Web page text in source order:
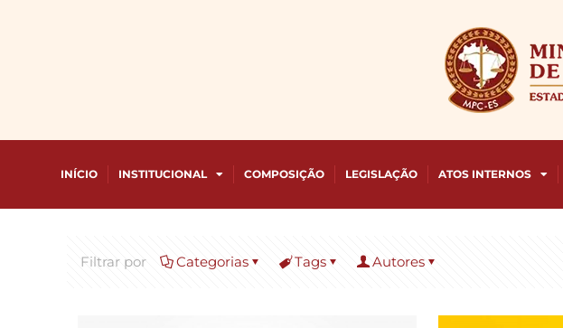
INÍCIO INSTITUCIONAL COMPOSIÇÃO LEGISLAÇÃO ATOS INTERNOS
Filtrar por Categorias Tags Autores